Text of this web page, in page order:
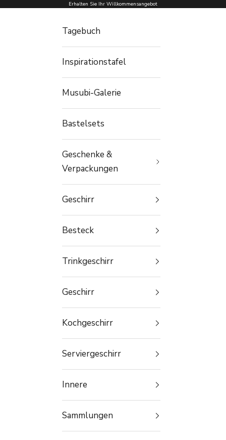
Zum Inhalt springenErhalten Sie Ihr Willkommensangebot
Tagebuch
Inspirationstafel
Musubi-Galerie
Bastelsets
Geschenke &
Verpackungen
Geschirr
Besteck
Trinkgeschirr
Geschirr
Kochgeschirr
Serviergeschirr
Innere
Sammlungen